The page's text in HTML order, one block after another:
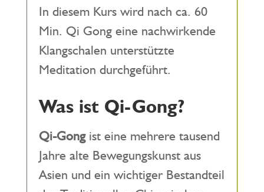
In diesem Kurs wird nach ca. 60
Min. Qi Gong eine nachwirkende
Klangschalen unterstützte
Meditation durchgeführt.
Was ist Qi-Gong?
Qi-Gongist eine mehrere tausend
Jahre alte Bewegungskunst aus
Asien und ein wichtiger Bestandteil